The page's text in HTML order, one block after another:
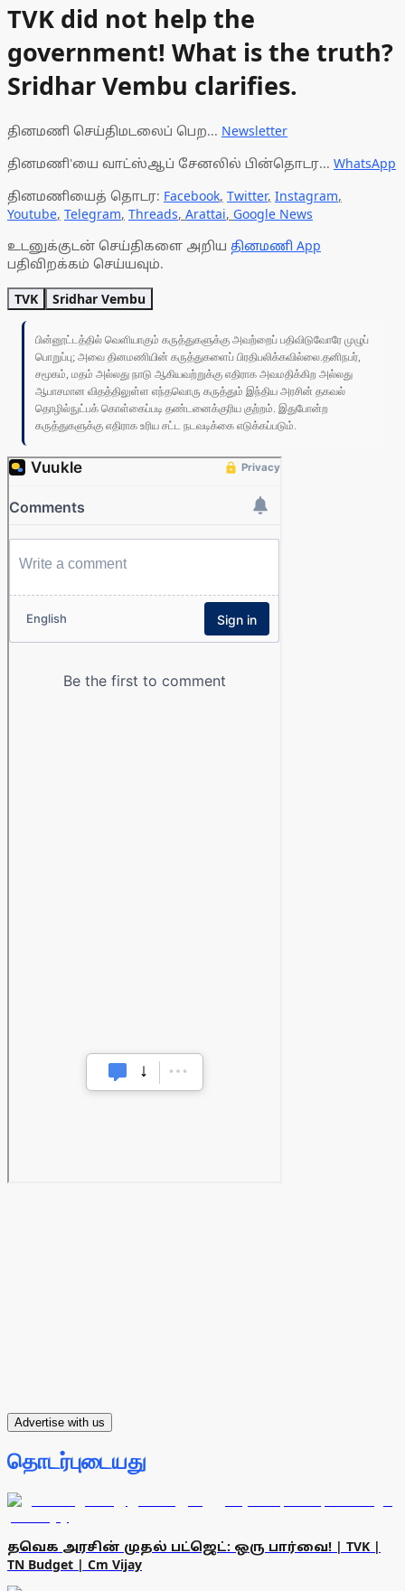
TVK did not help the
government! What is the truth?
Sridhar Vembu clarifies.
தினமணி செய்திமடலைப் பெற... Newsletter
தினமணி'யை வாட்ஸ்ஆப் சேனலில் பின்தொடர... WhatsApp
தினமணியைத் தொடர: Facebook, Twitter, Instagram,
Youtube, Telegram, Threads, Arattai, Google News
உடனுக்குடன் செய்திகளை அறிய தினமணி App
பதிவிறக்கம் செய்யவும்.
TVK Sridhar Vembu
பின்னூட்டத்தில் வெளியாகும் கருத்துகளுக்கு அவற்றைப் பதிவிடுவோரே முழுப்
பொறுப்பு; அவை தினமணியின் கருத்துகளைப் பிரதிபலிக்கவில்லை.தனிநபர்,
சமூகம், மதம் அல்லது நாடு ஆகியவற்றுக்கு எதிராக அவமதிக்கிற அல்லது
ஆபாசமான விதத்திலுள்ள எந்தவொரு கருத்தும் இந்திய அரசின் தகவல்
தொழில்நுட்பக் கொள்கைப்படி தண்டனைக்குரிய குற்றம். இதுபோன்ற
கருத்துகளுக்கு எதிராக உரிய சட்ட நடவடிக்கை எடுக்கப்படும்.
Advertise with us
தொடர்புடையது
தவெக அரசின் முதல் பட்ஜெட்: ஒரு பார்வை! | TVK |
TN Budget | Cm Vijay